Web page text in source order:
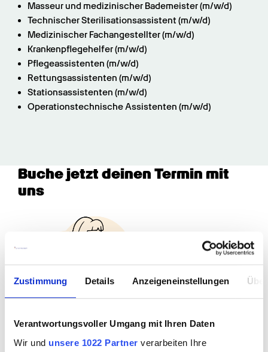
Zustimmung Details Anzeigeneinstellungen
Verantwortungsvoller Umgang mit Ihren Daten
Wir und unsere 1022 Partner verarbeiten Ihre
Masseur und medizinischer Bademeister (m/w/d)
Technischer Sterilisationsassistent (m/w/d)
Medizinischer Fachangestellter (m/w/d)
Krankenpflegehelfer (m/w/d)
Pflegeassistenten (m/w/d)
Rettungsassistenten (m/w/d)
Stationsassistenten (m/w/d)
Operationstechnische Assistenten (m/w/d)
Buche jetzt deinen Termin mit
uns
Welche Art von Termin möchtest